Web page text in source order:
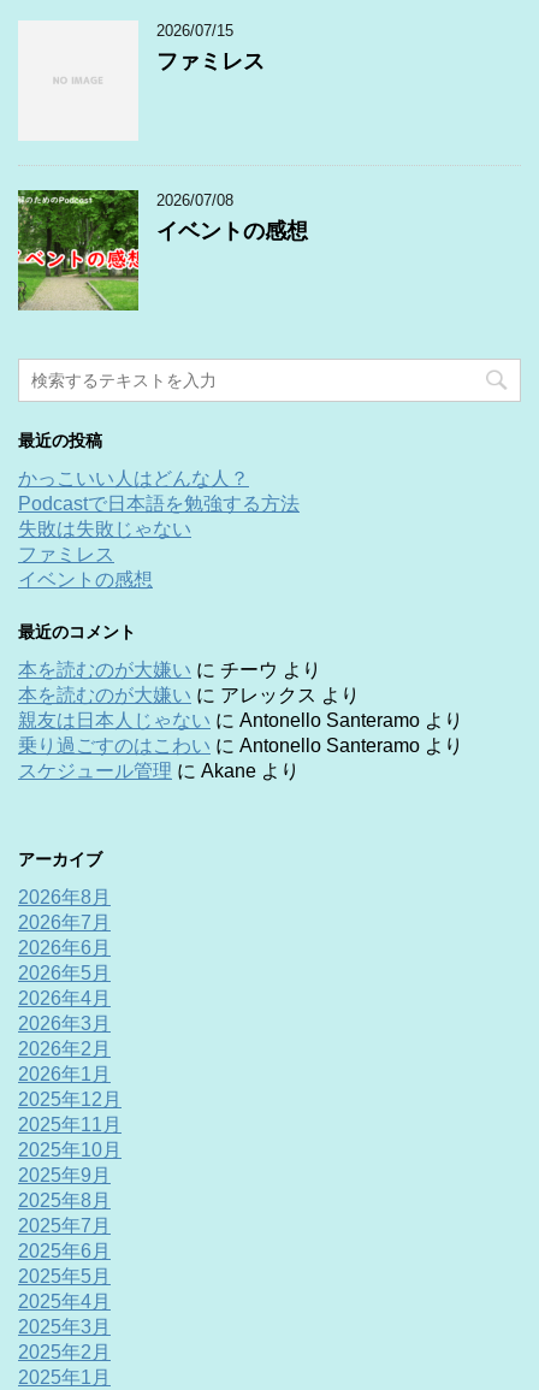
2026/07/15
ファミレス
2026/07/08
イベントの感想
最近の投稿
かっこいい人はどんな人？
Podcastで日本語を勉強する方法
失敗は失敗じゃない
ファミレス
イベントの感想
最近のコメント
本を読むのが大嫌い に チーウ より
本を読むのが大嫌い に アレックス より
親友は日本人じゃない に Antonello Santeramo より
乗り過ごすのはこわい に Antonello Santeramo より
スケジュール管理 に Akane より
アーカイブ
2026年8月
2026年7月
2026年6月
2026年5月
2026年4月
2026年3月
2026年2月
2026年1月
2025年12月
2025年11月
2025年10月
2025年9月
2025年8月
2025年7月
2025年6月
2025年5月
2025年4月
2025年3月
2025年2月
2025年1月